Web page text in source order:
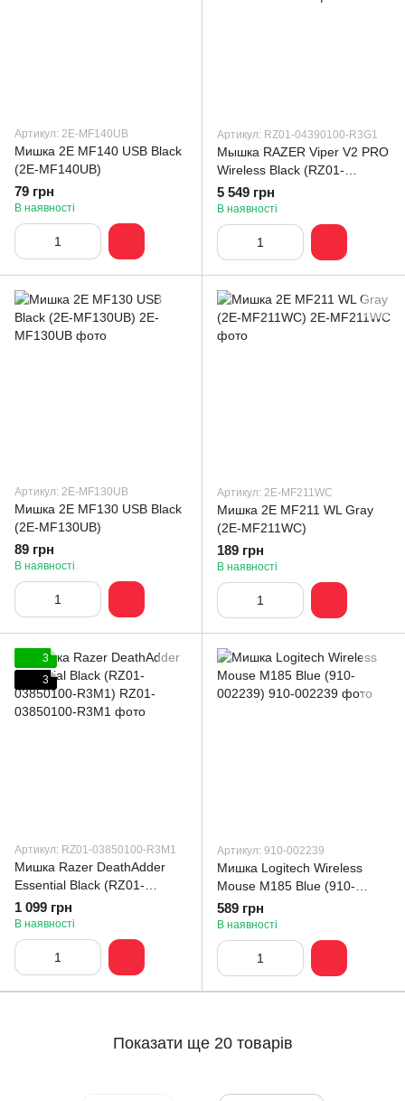
Артикул: 2E-MF140UB
Мишка 2E MF140 USB Black
(2E-MF140UB)
79 грн
В наявності
Артикул: RZ01-04390100-R3G1
Мышка RAZER Viper V2 PRO
Wireless Black (RZ01-
04390100-R3G1)
5 549 грн
В наявності
Артикул: 2E-MF130UB
Мишка 2E MF130 USB Black
(2E-MF130UB)
89 грн
В наявності
Артикул: 2E-MF211WC
Мишка 2E MF211 WL Gray
(2E-MF211WC)
189 грн
В наявності
3
3
Артикул: RZ01-03850100-R3M1
Мишка Razer DeathAdder
Essential Black (RZ01-
03850100-R3M1)
1 099 грн
В наявності
Артикул: 910-002239
Мишка Logitech Wireless
Mouse M185 Blue (910-
002239)
589 грн
В наявності
Показати ще 20 товарів